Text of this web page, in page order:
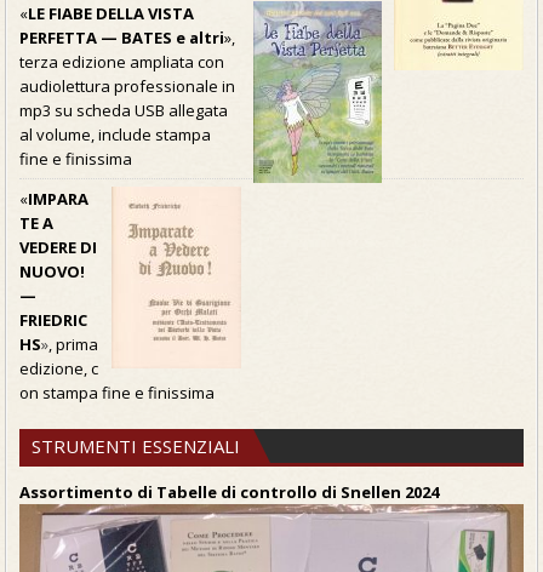
«LE FIABE DELLA VISTA
PERFETTA — BATES e altri»,
terza edizione ampliata con
audiolettura professionale in
mp3 su scheda USB allegata
al volume, include stampa
fine e finissima
«IMPARA
TE A
VEDERE DI
NUOVO!
—
FRIEDRIC
HS», prima
edizione, c
on stampa fine e finissima
STRUMENTI ESSENZIALI
Assortimento di Tabelle di controllo di Snellen 2024